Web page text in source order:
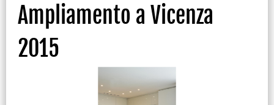
Ampliamento a Vicenza
2015